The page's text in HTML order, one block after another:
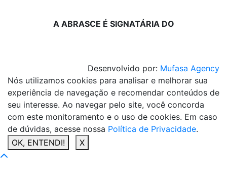
A ABRASCE É SIGNATÁRIA DO
Desenvolvido por: Mufasa Agency
Nós utilizamos cookies para analisar e melhorar sua
experiência de navegação e recomendar conteúdos de
seu interesse. Ao navegar pelo site, você concorda
com este monitoramento e o uso de cookies. Em caso
de dúvidas, acesse nossa Política de Privacidade.
OK, ENTENDI!
X